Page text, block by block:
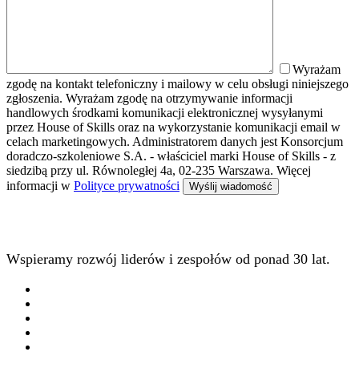
Wyrażam
zgodę na kontakt telefoniczny i mailowy w celu obsługi niniejszego
zgłoszenia. Wyrażam zgodę na otrzymywanie informacji
handlowych środkami komunikacji elektronicznej wysyłanymi
przez House of Skills oraz na wykorzystanie komunikacji email w
celach marketingowych. Administratorem danych jest Konsorcjum
doradczo-szkoleniowe S.A. - właściciel marki House of Skills - z
siedzibą przy ul. Równoległej 4a, 02-235 Warszawa. Więcej
informacji w Polityce prywatności
Wspieramy rozwój liderów i zespołów od ponad 30 lat.